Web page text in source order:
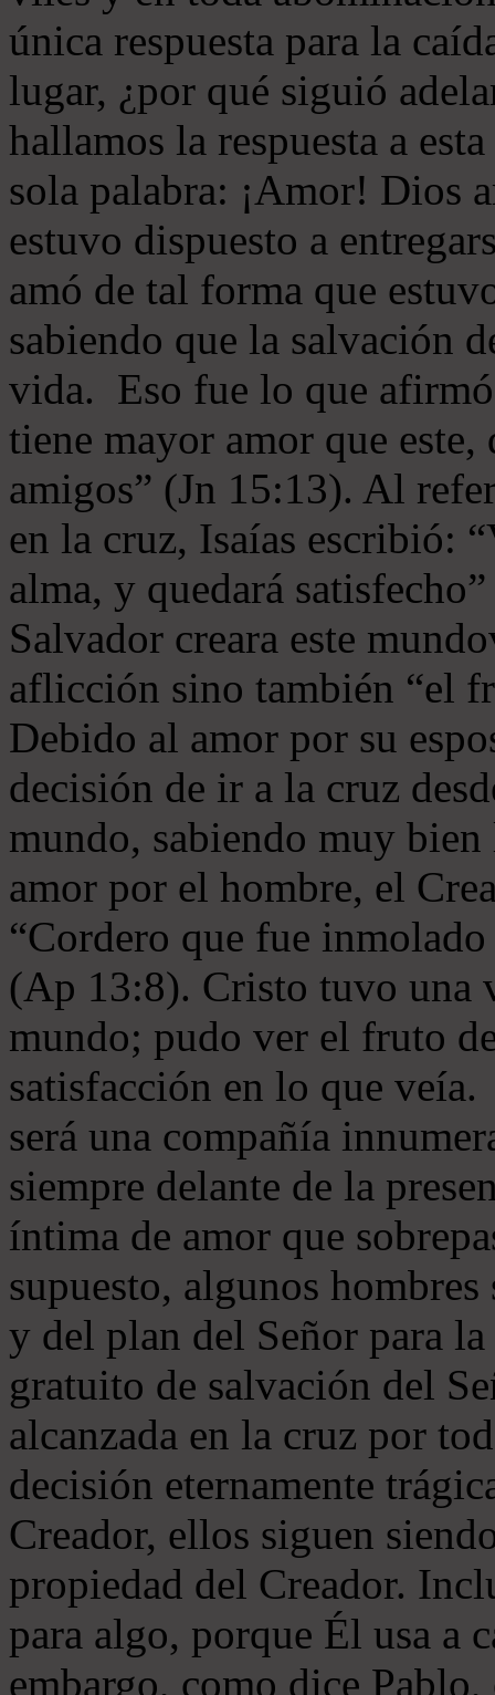
única respuesta para la
lugar, ¿por qué siguió
hallamos la respuesta a
sola palabra: ¡Amor! Dios
estuvo dispuesto a
amó de tal forma que
sabiendo que la salvación
vida. Eso fue lo que
tiene mayor amor que
amigos” (Jn 15:13). Al
en la cruz, Isaías escribió:
alma, y quedará
Salvador creara este
aflicción sino también “el
Debido al amor por su
decisión de ir a la cruz
mundo, sabiendo muy
amor por el hombre, el
“Cordero que fue
(Ap 13:8). Cristo tuvo una
mundo; pudo ver el fruto
satisfacción en lo que
será una compañía
siempre delante de la
íntima de amor que
supuesto, algunos
y del plan del Señor para
gratuito de salvación del
alcanzada en la cruz por
decisión eternamente
Creador, ellos siguen
propiedad del Creador.
para algo, porque Él usa a
embargo, como dice